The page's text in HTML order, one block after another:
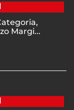
Margi...